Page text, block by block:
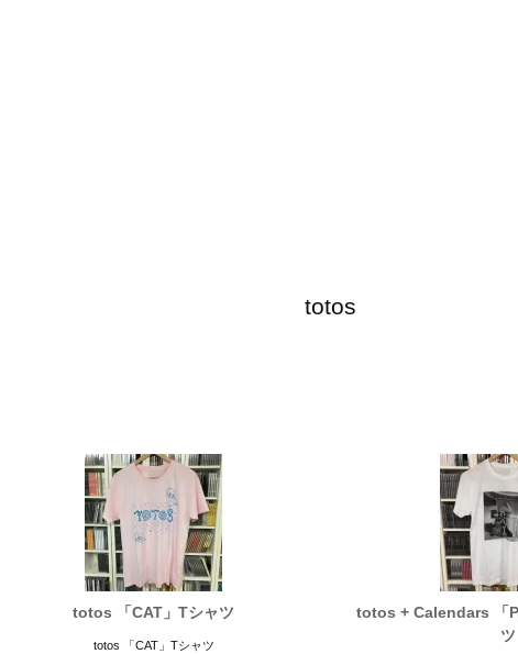
totos
totos 「CAT」Tシャツ
totos 「CAT」Tシャツ
totos + Calendars 「
ツ